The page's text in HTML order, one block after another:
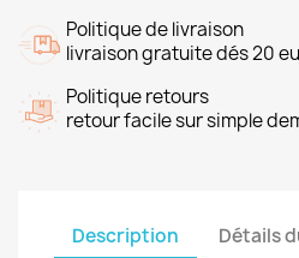
Politique de livraison
livraison gratuite dés 20
Politique retours
retour facile sur simple
Description Détails